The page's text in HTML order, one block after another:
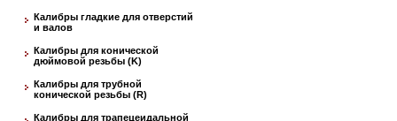
Калибры гладкие для отверстий
и валов
Калибры для конической
дюймовой резьбы (K)
Калибры для трубной
конической резьбы (R)
Калибры для трапецеидальной